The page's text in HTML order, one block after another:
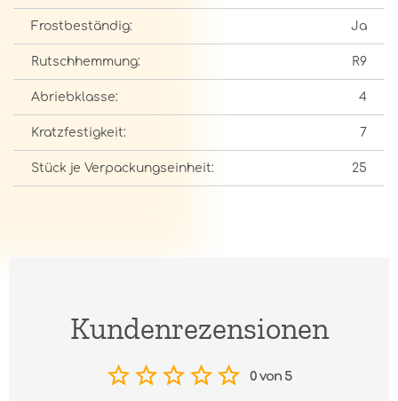
Frostbeständig: Ja
Rutschhemmung: R9
Abriebklasse: 4
Kratzfestigkeit: 7
Stück je Verpackungseinheit: 25
Kundenrezensionen
0 von 5